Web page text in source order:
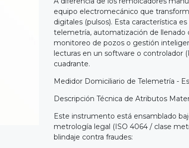
equipo electromecánico que
digitales (pulsos). Esta característica
telemetría, automatización de
monitoreo de pozos o gestión
lecturas en un software o controlador
cuadrante.
Medidor Domiciliario de Telemetría -
Descripción Técnica de Atributos
Este instrumento está ensamblado
metrología legal (ISO 4064 / clase
blindaje contra fraudes: